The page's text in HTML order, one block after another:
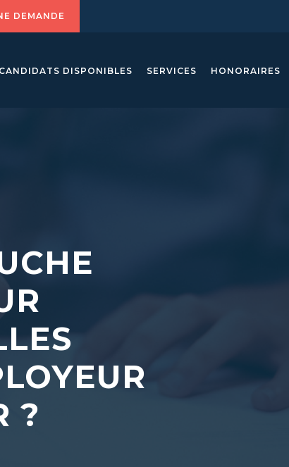
DEMANDE
CANDIDATS DISPONIBLES SERVICES HONORAIRES
?